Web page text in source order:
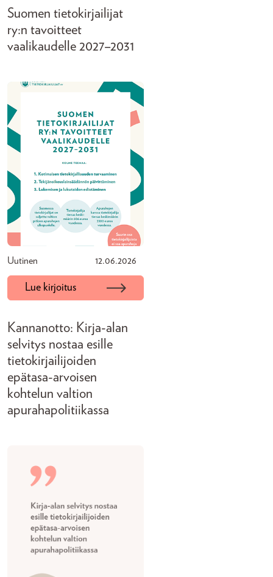
Suomen tietokirjailijat
ry:n tavoitteet
vaalikaudelle 2027–2031
Uutinen 12.06.2026
Lue kirjoitus
Kannanotto: Kirja-alan
selvitys nostaa esille
tietokirjailijoiden
epätasa-arvoisen
kohtelun valtion
apurahapolitiikassa